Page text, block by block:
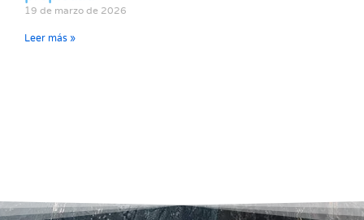
19 de marzo de 2026
Leer más »